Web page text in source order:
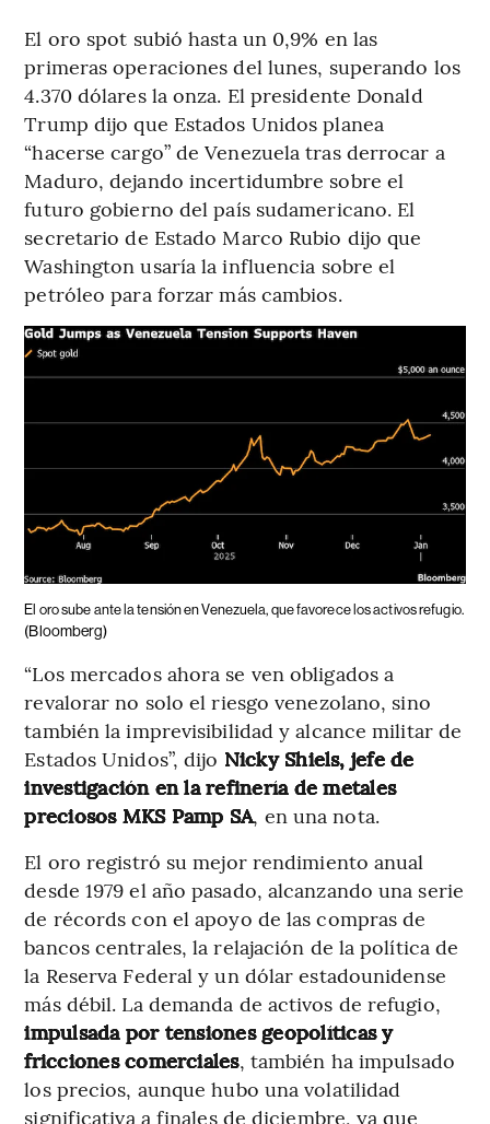
El oro spot subió hasta un 0,9% en las
primeras operaciones del lunes, superando los
4.370 dólares la onza. El presidente Donald
Trump dijo que Estados Unidos planea
“hacerse cargo” de Venezuela tras derrocar a
Maduro, dejando incertidumbre sobre el
futuro gobierno del país sudamericano. El
secretario de Estado Marco Rubio dijo que
Washington usaría la influencia sobre el
petróleo para forzar más cambios.
El oro sube ante la tensión en Venezuela, que favorece los activos refugio.
(Bloomberg)
“Los mercados ahora se ven obligados a
revalorar no solo el riesgo venezolano, sino
también la imprevisibilidad y alcance militar de
Estados Unidos”, dijo Nicky Shiels, jefe de
investigación en la refinería de metales
preciosos MKS Pamp SA, en una nota.
El oro registró su mejor rendimiento anual
desde 1979 el año pasado, alcanzando una serie
de récords con el apoyo de las compras de
bancos centrales, la relajación de la política de
la Reserva Federal y un dólar estadounidense
más débil. La demanda de activos de refugio,
impulsada por tensiones geopolíticas y
fricciones comerciales, también ha impulsado
los precios, aunque hubo una volatilidad
significativa a finales de diciembre, ya que